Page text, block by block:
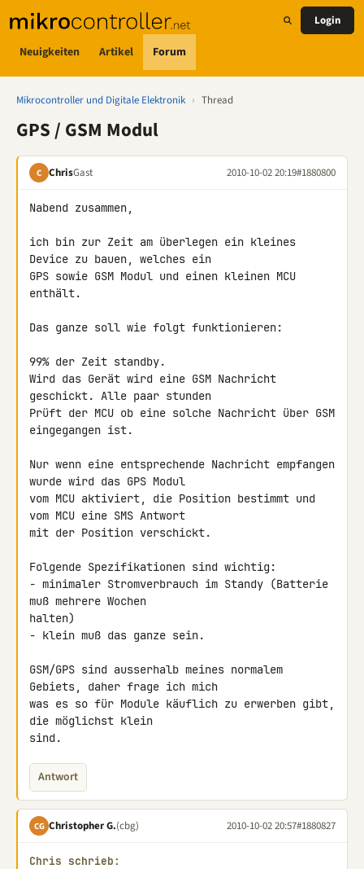
Neuigkeiten Artikel Forum
Login
Mikrocontroller und Digitale Elektronik › Thread
GPS / GSM Modul
C ChrisGast 2010-10-02 20:19#1880800
Nabend zusammen,
ich bin zur Zeit am überlegen ein kleines
Device zu bauen, welches ein
GPS sowie GSM Modul und einen kleinen MCU
enthält.
Das ganze soll wie folgt funktionieren:
99% der Zeit standby.
Wird das Gerät wird eine GSM Nachricht
geschickt. Alle paar stunden
Prüft der MCU ob eine solche Nachricht über GSM
eingegangen ist.
Nur wenn eine entsprechende Nachricht empfangen
wurde wird das GPS Modul
vom MCU aktiviert, die Position bestimmt und
vom MCU eine SMS Antwort
mit der Position verschickt.
Folgende Spezifikationen sind wichtig:
- minimaler Stromverbrauch im Standy (Batterie
muß mehrere Wochen
halten)
- klein muß das ganze sein.
GSM/GPS sind ausserhalb meines normalem
Gebiets, daher frage ich mich
was es so für Module käuflich zu erwerben gibt,
die möglichst klein
sind.
Antwort
CG Christopher G.(cbg) 2010-10-02 20:57#1880827
Chris schrieb: